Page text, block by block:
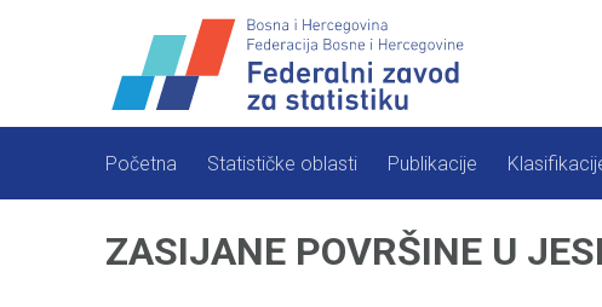
Početna Statističke oblasti Publikacije
ZASIJANE POVRŠINE U